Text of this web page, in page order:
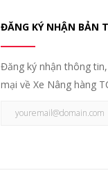
ĐĂNG KÝ NHẬN BẢN
Đăng ký nhận thông
mại về Xe Nâng hàng